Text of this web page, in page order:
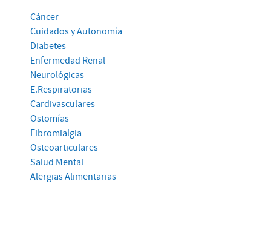
Cáncer
Cuidados y Autonomía
Diabetes
Enfermedad Renal
Neurológicas
E.Respiratorias
Cardivasculares
Ostomías
Fibromialgia
Osteoarticulares
Salud Mental
Alergias Alimentarias